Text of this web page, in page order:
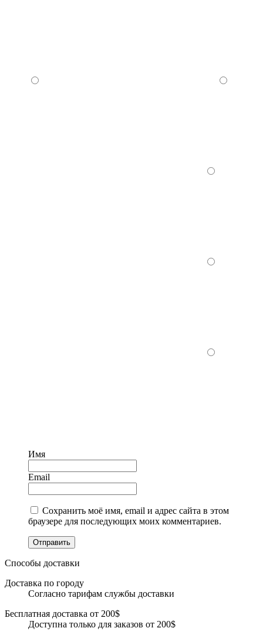
Имя
Email
Сохранить моё имя, email и адрес сайта в этом
браузере для последующих моих комментариев.
Отправить
Способы доставки
Доставка по городу
Согласно тарифам службы доставки
Бесплатная доставка от 200$
Доступна только для заказов от 200$